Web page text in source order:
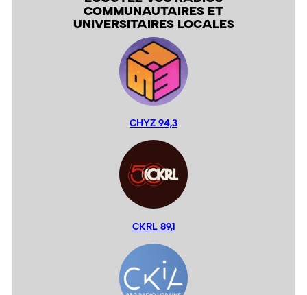
COMMUNAUTAIRES ET
UNIVERSITAIRES LOCALES
CHYZ 94,3
CKRL 89,1